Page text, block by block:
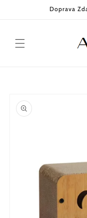
Doprava
produktu